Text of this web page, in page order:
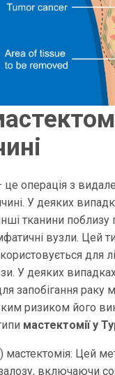
це операція з
У деяких
тканини поблизу
вузли. Цей
для
У деяких
запобігання раку
ризиком його
мастектомії у
мастектомія: Цей
включаючи